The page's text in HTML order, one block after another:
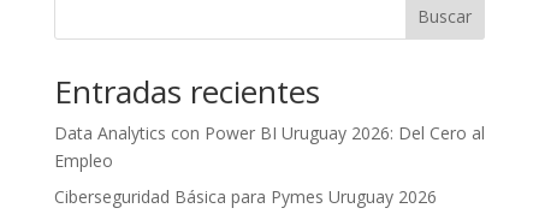
Buscar
Entradas recientes
Data Analytics con Power BI Uruguay 2026: Del Cero al
Empleo
Ciberseguridad Básica para Pymes Uruguay 2026